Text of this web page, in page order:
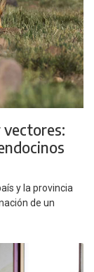
y la provincia
de un